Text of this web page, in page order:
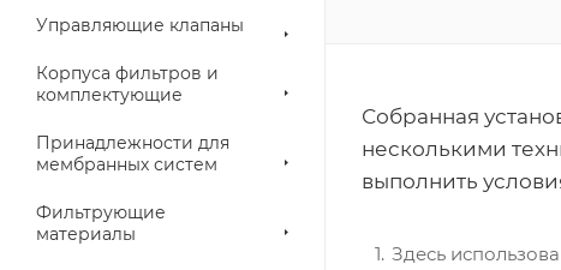
Управляющие клапаны
Корпуса фильтров и
комплектующие
Принадлежности для
мембранных систем
Фильтрующие
материалы
Собранная
несколькими
выполнить
Здесь